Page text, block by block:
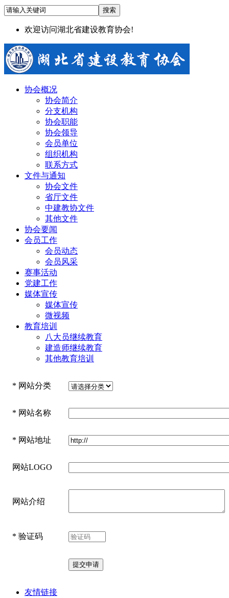
欢迎访问湖北省建设教育协会!
协会概况
协会简介
分支机构
协会职能
协会领导
会员单位
组织机构
联系方式
文件与通知
协会文件
省厅文件
中建教协文件
其他文件
协会要闻
会员工作
会员动态
会员风采
赛事活动
党建工作
媒体宣传
媒体宣传
微视频
教育培训
八大员继续教育
建造师继续教育
其他教育培训
* 网站分类
* 网站名称
* 网站地址
网站LOGO
网站介绍
* 验证码
友情链接